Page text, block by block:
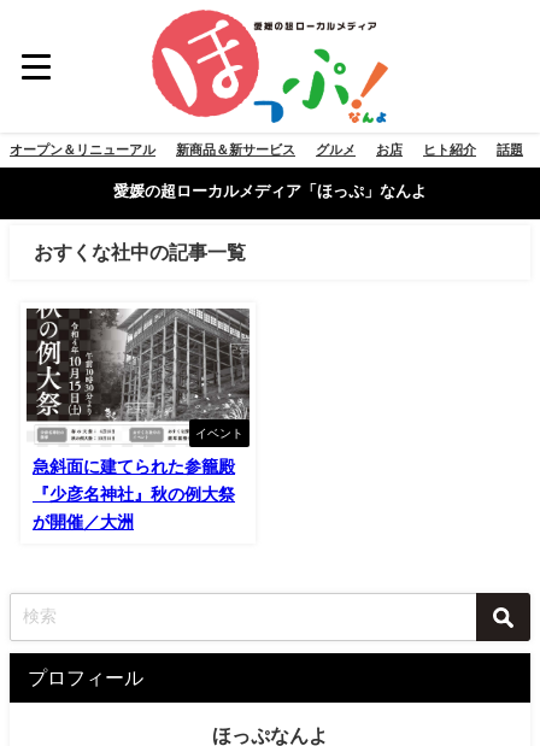
オープン＆リニューアル 新商品＆新サービス グルメ お店 ヒト紹介 話題
愛媛の超ローカルメディア「ほっぷ」なんよ
おすくな社中の記事一覧
イベント
急斜面に建てられた参籠殿
『少彦名神社』秋の例大祭
が開催／大洲
プロフィール
ほっぷなんよ